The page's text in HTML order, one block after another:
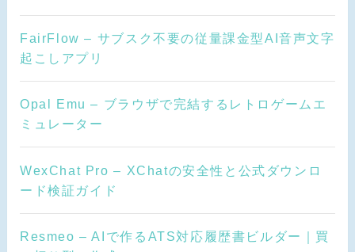
FairFlow – サブスク不要の従量課金型AI音声文字
起こしアプリ
Opal Emu – ブラウザで完結するレトロゲームエ
ミュレーター
WexChat Pro – XChatの安全性と公式ダウンロ
ード検証ガイド
Resmeo – AIで作るATS対応履歴書ビルダー｜買